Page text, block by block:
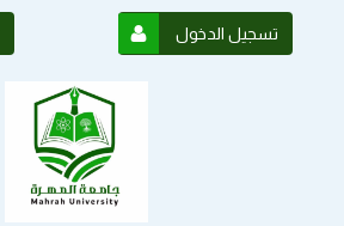
تسجيل الدخول